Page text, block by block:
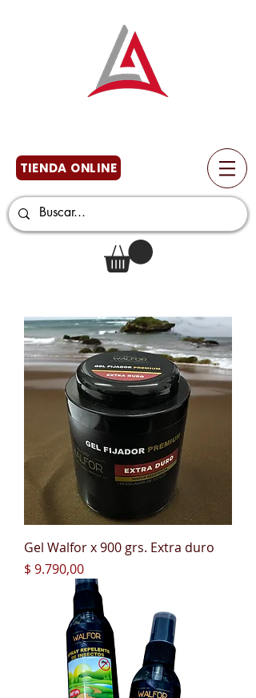
TIENDA ONLINE
Gel Walfor x 900 grs. Extra duro
Precio
$ 9.790,00